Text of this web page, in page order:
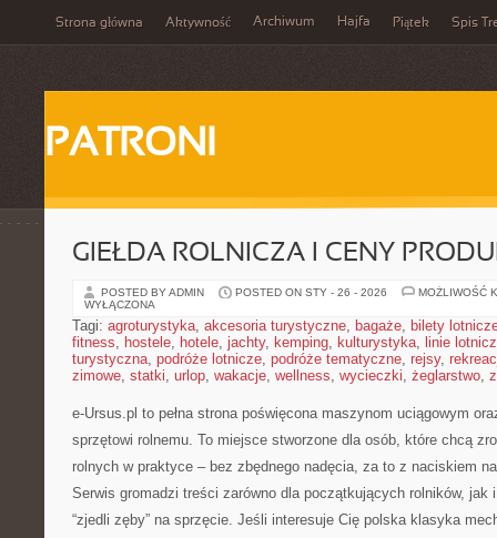
Strona główna Aktywność Archiwum Hajfa Piątek Spis
PATRONI
GIEŁDA ROLNICZA I CENY
POSTED BY ADMIN POSTED ON STY - 26 - 2026
MOŻLIWOŚĆ
WYŁĄCZONA
Tagi: agroturystyka, akcesoria turystyczne, bagaże, bilety
fitness, hostele, hotele, jachty, kemping, kulturystyka, linie
turystyczna, podróże lotnicze, podróże tematyczne, rejsy,
zimowe, statki, urlop, wakacje, wellness, wycieczki, żeglarstwo,
e-Ursus.pl to pełna strona poświęcona maszynom uciągowym
sprzętowi rolnemu. To miejsce stworzone dla osób, które chcą
rolnych w praktyce – bez zbędnego nadęcia, za to z naciskiem
Serwis gromadzi treści zarówno dla początkujących rolników, jak
“zjedli zęby” na sprzęcie. Jeśli interesuje Cię polska klasyka